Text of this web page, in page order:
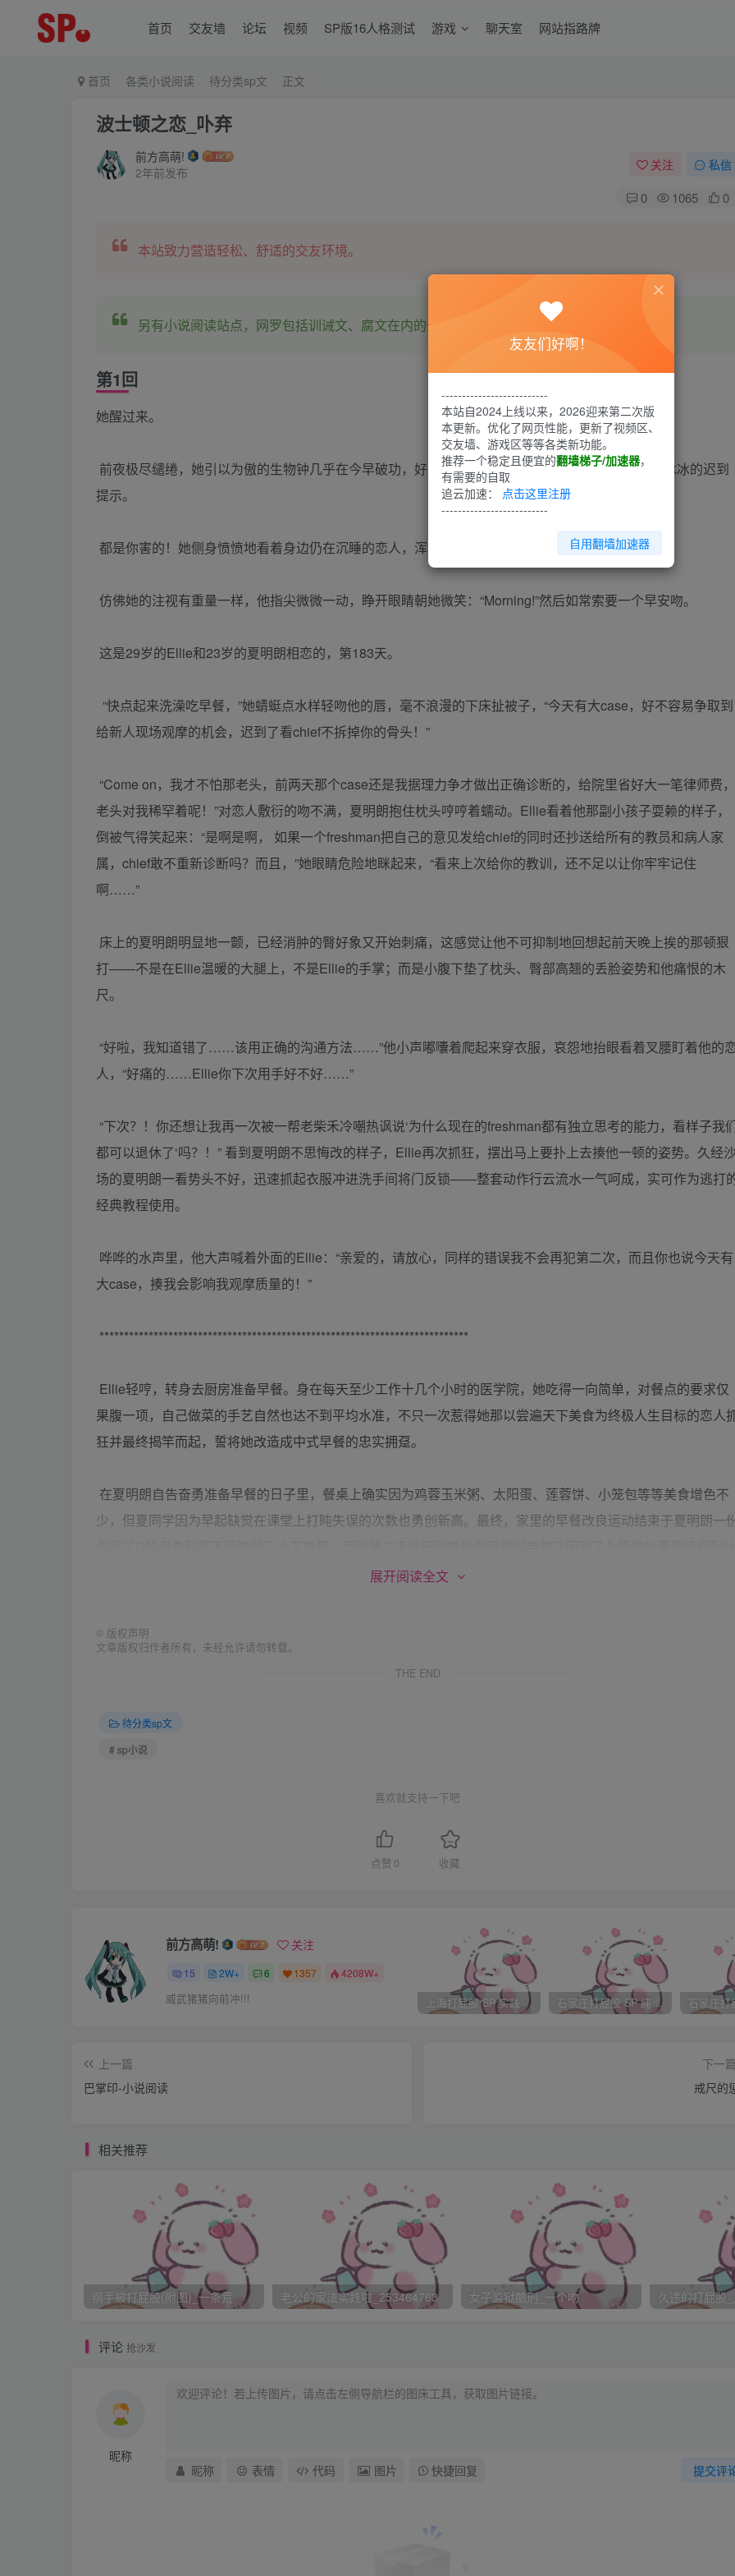
首页 交友墙 论坛 视频 SP版16人格测试 游戏 聊天室 网站指路牌
首页 各类小说阅读 待分类sp文 正文
波士顿之恋_卟弃
前方高萌!
2年前发布
关注 私信
0 1065 0
本站致力营造轻松、舒适的交友环境。
另有小说阅读站点，网罗包括训诫文、腐文在内的全网书源。
第1回
她醒过来。
前夜极尽缱绻，她引以为傲的生物钟几乎在今早破功，好在长年的自律让她不必面对指纹签到机冷冰冰的迟到
提示。
都是你害的！她侧身愤愤地看着身边仍在沉睡的恋人，浑然不顾想象中的迟到根本不存在这一事实。
仿佛她的注视有重量一样，他指尖微微一动，睁开眼睛朝她微笑：“Morning!”然后如常索要一个早安吻。
这是29岁的Ellie和23岁的夏明朗相恋的，第183天。
“快点起来洗澡吃早餐，”她蜻蜓点水样轻吻他的唇，毫不浪漫的下床扯被子，“今天有大case，好不容易争取到
给新人现场观摩的机会，迟到了看chief不拆掉你的骨头！”
“Come on，我才不怕那老头，前两天那个case还是我据理力争才做出正确诊断的，给院里省好大一笔律师费，
老头对我稀罕着呢！”对恋人敷衍的吻不满，夏明朗抱住枕头哼哼着蠕动。Ellie看着他那副小孩子耍赖的样子，
倒被气得笑起来：“是啊是啊， 如果一个freshman把自己的意见发给chief的同时还抄送给所有的教员和病人家
属，chief敢不重新诊断吗？而且，”她眼睛危险地眯起来，“看来上次给你的教训，还不足以让你牢牢记住
啊……”
床上的夏明朗明显地一颤，已经消肿的臀好象又开始刺痛，这感觉让他不可抑制地回想起前天晚上挨的那顿狠
打——不是在Ellie温暖的大腿上，不是Ellie的手掌；而是小腹下垫了枕头、臀部高翘的丢脸姿势和他痛恨的木
尺。
“好啦，我知道错了……该用正确的沟通方法……”他小声嘟囔着爬起来穿衣服，哀怨地抬眼看着叉腰盯着他的
人，“好痛的……Ellie你下次用手好不好……”
“下次？！你还想让我再一次被一帮老柴禾冷嘲热讽说‘为什么现在的freshman都有独立思考的能力，看样子我
都可以退休了‘吗？！” 看到夏明朗不思悔改的样子，Ellie再次抓狂，摆出马上要扑上去揍他一顿的姿势。久经
场的夏明朗一看势头不好，迅速抓起衣服冲进洗手间将门反锁——整套动作行云流水一气呵成，实可作为逃打
经典教程使用。
哗哗的水声里，他大声喊着外面的Ellie：“亲爱的，请放心，同样的错误我不会再犯第二次，而且你也说今天有
大case，揍我会影响我观摩质量的！”
***************************************************************************
Ellie轻哼，转身去厨房准备早餐。身在每天至少工作十几个小时的医学院，她吃得一向简单，对餐点的要求仅
果腹一项，自己做菜的手艺自然也达不到平均水准，不只一次惹得她那以尝遍天下美食为终极人生目标的恋人
狂并最终揭竿而起，誓将她改造成中式早餐的忠实拥趸。
在夏明朗自告奋勇准备早餐的日子里，餐桌上确实因为鸡蓉玉米粥、太阳蛋、莲蓉饼、小笼包等等美食增色不
少，但夏同学因为早起缺觉在课堂上打盹失误的次数也勇创新高。最终，家里的早餐改良运动结束于夏明朗一
“啊啊啊啊啊啊啊！”夏明朗悲愤地仰天长啸，“我中华美食的博大精深就毁在你这个美国女人手里了啊啊啊
啊！！”
有这样不堪回首的过去，夏明朗同学今天走进餐厅的惊骇表情自然不难理解：“豆浆和蒸饺？？我是在做梦
心死了！”夏明朗嘿嘿笑起来，绕到她背后拥住，在脸颊上轻轻吻下去：“所以你昨天专门跑去买给我吃？好体贴
哦甜心～～”
Ellie掰他的手，赶苍蝇一样赶他：“少来，快吃快吃，迟到了更有你吃的！”眸子里却流淌着愉悦的光。夏明朗
车子突然哀怨地望着副座上的女友：“我说Ellie，你前天揍我特别狠不会是因为。。。那天我咬你那口吧？”
口水到我身上。。。
听到恋人哀叹了一声，认命地开车上路，那隐隐的微笑更盛，在金色的阳光里仿佛初绽的花。
这是典型的波士顿初夏，日光倾城，路两旁的高大乔木筛下细碎的叶影。Ellie把杂志塞进置物箱，舒服地闭上
眼睛伸懒腰，感觉透过车窗在脸上流过的暖暖阳光，好像一个个轻柔的吻。
恍惚回到两人初见的那天，同样的日光，清俊的东方年轻人在难得宁谧的午后轻敲她办公室的门。修长高挑，
举止从容，不带一点少年的青涩。黑发有点长了，碎碎挡住眉眼，眸子里的神采却摄人。
展开阅读全文
© 版权声明
文章版权归作者所有，未经允许请勿转载。
THE END
待分类sp文
# sp小说
喜欢就支持一下吧
点赞 0 收藏
前方高萌! 关注
15 2W+ 6 1357 4208W+
威武猪猪向前冲!!! 上海打屁股 SP 实践 石家庄打屁股 SP 纯实践
上一篇
巴掌印-小说阅读
下一
戒尺的
相关推荐
纲手被打屁股(附图)_一条荒 老公的家法实践啦_253464763 女子监狱酷刑_一个吻 久违的打屁股
评论 抢沙发
昵称
提交评
昵称 表情 代码 图片 快捷回复
友友们好啊！
--------------------------
本站自2024上线以来，2026迎来第二次版
本更新。优化了网页性能，更新了视频区、
交友墙、游戏区等等各类新功能。
推荐一个稳定且便宜的翻墙梯子/加速器，
有需要的自取
追云加速： 点击这里注册
--------------------------
自用翻墙加速器